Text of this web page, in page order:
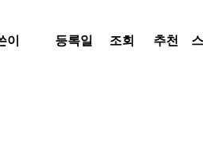
이 등록일 조회 추천